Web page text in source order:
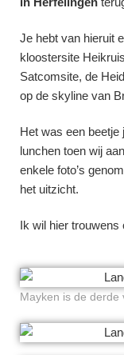
Je hebt van hieruit
kloostersite
Satcomsite, de
op de skyline van
Het was een
lunchen toen wij
enkele foto’s
het uitzicht.
Ik wil hier
Mayken is de derde